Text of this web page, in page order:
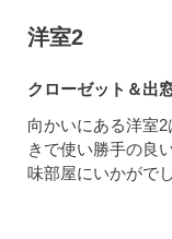
洋室2
クローゼット＆出
向かいにある洋室
きで使い勝手の良
味部屋にいかがで